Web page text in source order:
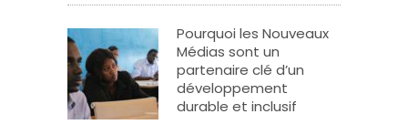
Pourquoi les Nouveaux
Médias sont un
partenaire clé d’un
développement
durable et inclusif